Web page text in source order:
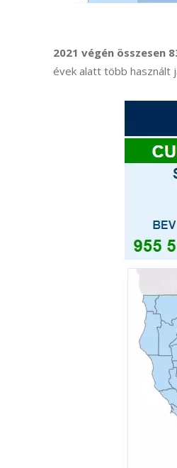
2021 végén összesen
évek alatt több használt